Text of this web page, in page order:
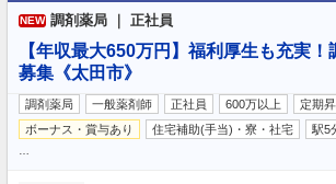
NEW 調剤薬局 ｜ 正社員
【年収最大650万円】福利厚生も充実
募集《太田市》
調剤薬局 一般薬剤師 正社員 600万以上
定期
ボーナス・賞与あり
住宅補助(手当)・寮・社宅 駅5